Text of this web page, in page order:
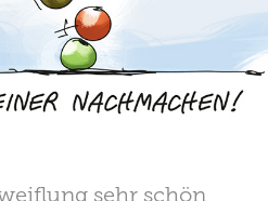
sehr schön